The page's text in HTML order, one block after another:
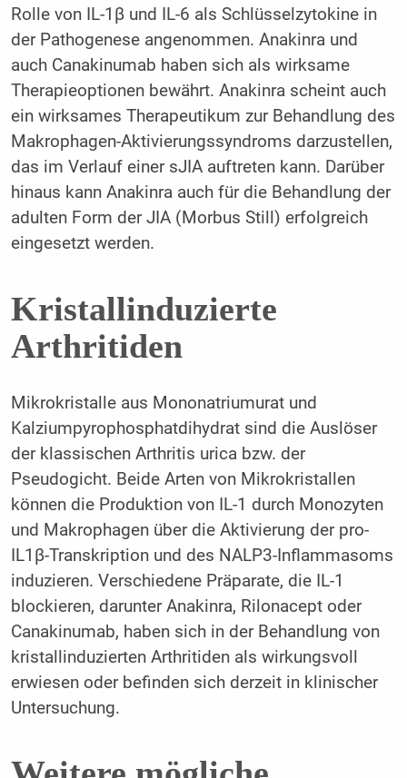
Rolle von IL-1β und IL-6 als Schlüsselzytokine in
der Pathogenese angenommen. Anakinra und
auch Canakinumab haben sich als wirksame
Therapieoptionen bewährt. Anakinra scheint auch
ein wirksames Therapeutikum zur Behandlung des
Makrophagen-Aktivierungssyndroms darzustellen,
das im Verlauf einer sJIA auftreten kann. Darüber
hinaus kann Anakinra auch für die Behandlung der
adulten Form der JIA (Morbus Still) erfolgreich
eingesetzt werden.
Kristallinduzierte
Arthritiden
Mikrokristalle aus Mononatriumurat und
Kalziumpyrophosphatdihydrat sind die Auslöser
der klassischen Arthritis urica bzw. der
Pseudogicht. Beide Arten von Mikrokristallen
können die Produktion von IL-1 durch Monozyten
und Makrophagen über die Aktivierung der pro-
IL1β-Transkription und des NALP3-Inflammasoms
induzieren. Verschiedene Präparate, die IL-1
blockieren, darunter Anakinra, Rilonacept oder
Canakinumab, haben sich in der Behandlung von
kristallinduzierten Arthritiden als wirkungsvoll
erwiesen oder befinden sich derzeit in klinischer
Untersuchung.